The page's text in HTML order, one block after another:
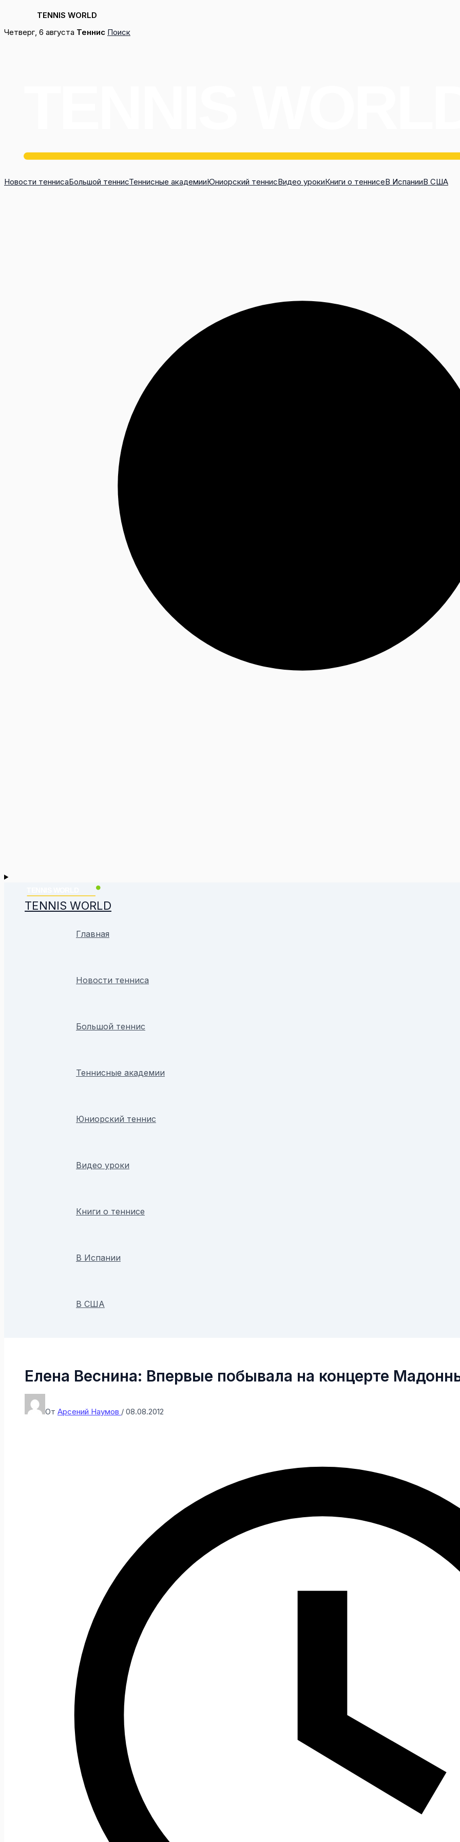
TENNIS WORLD
Перейти
Четверг, 6 августа Теннис Поиск
Новости теннисаБольшой теннисТеннисные академииЮниорский теннисВидео урокиКниги о теннисеВ ИспанииВ США
TENNIS WORLD
Главная
Новости тенниса
Большой теннис
Теннисные академии
Юниорский теннис
Видео уроки
Книги о теннисе
В Испании
В США
Елена Веснина: Впервые побывала на концерте
От Арсений Наумов / 08.08.2012